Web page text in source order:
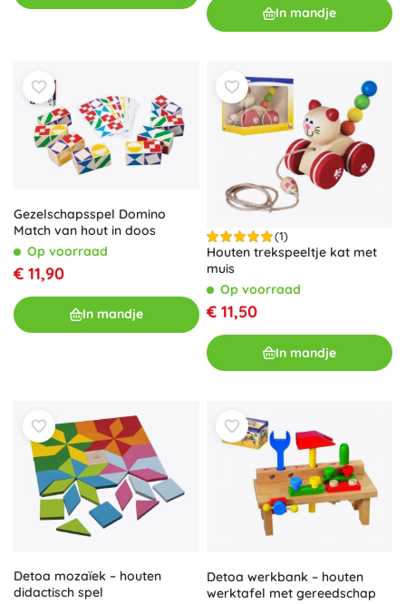
In mandje
Gezelschapsspel Domino
Match van hout in doos
Op voorraad
€ 11,90
In mandje
(1)
Houten trekspeeltje kat met
muis
Op voorraad
€ 11,50
In mandje
Detoa mozaïek – houten
didactisch spel
Detoa werkbank – houten
werktafel met gereedschap